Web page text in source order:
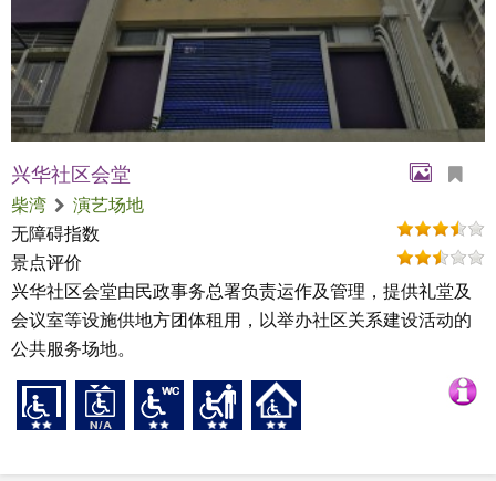
兴华社区会堂
柴湾
演艺场地
无障碍指数
景点评价
兴华社区会堂由民政事务总署负责运作及管理，提供礼堂及
会议室等设施供地方团体租用，以举办社区关系建设活动的
公共服务场地。